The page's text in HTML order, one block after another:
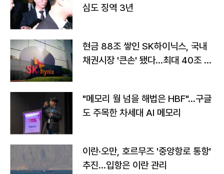
심도 징역 3년
현금 88조 쌓인 SK하이닉스, 국내
채권시장 '큰손' 됐다…최대 40조 투
"메모리 월 넘을 해법은 HBF"…구글
도 주목한 차세대 AI 메모리
이란·오만, 호르무즈 '중앙항로 통항'
추진…입항은 이란 관리